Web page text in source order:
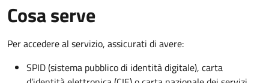
Cosa serve
Per accedere al servizio, assicurati di avere:
SPID (sistema pubblico di identità digitale), carta